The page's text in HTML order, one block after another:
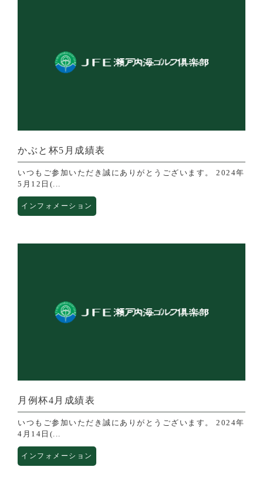
かぶと杯5月成績表
いつもご参加いただき誠にありがとうございます。 2024年
5月12日(...
インフォメーション
月例杯4月成績表
いつもご参加いただき誠にありがとうございます。 2024年
4月14日(...
インフォメーション